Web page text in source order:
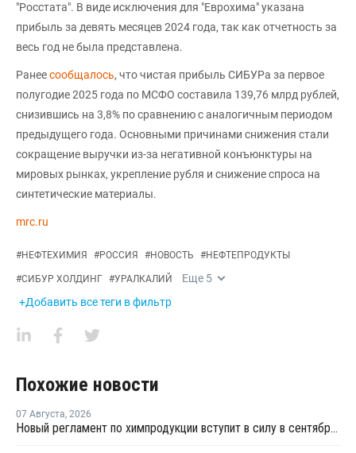
"Росстата". В виде исключения для "Еврохима" указана
прибыль за девять месяцев 2024 года, так как отчетность за
весь год не была представлена.
Ранеесообщалось, что чистая прибыль СИБУРа за первое
полугодие 2025 года по МСФО составила 139,76 млрд рублей,
снизившись на 3,8% по сравнению с аналогичным периодом
предыдущего года. Основными причинами снижения стали
сокращение выручки из-за негативной конъюнктуры на
мировых рынках, укрепление рубля и снижение спроса на
синтетические материалы.
mrc.ru
#НЕФТЕХИМИЯ #РОССИЯ #НОВОСТЬ #НЕФТЕПРОДУКТЫ
#СИБУР ХОЛДИНГ #УРАЛКАЛИЙ Еще 5
+Добавить все теги в фильтр
Похожие новости
07 Августа, 2026
Новый регламент по химпродукции вступит в силу в сентябре 2027 года